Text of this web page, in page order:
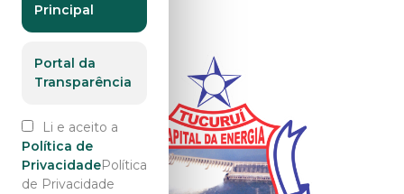
Principal
Portal da
Transparência
Li e aceito a
Política de
PrivacidadePolítica
de Privacidade